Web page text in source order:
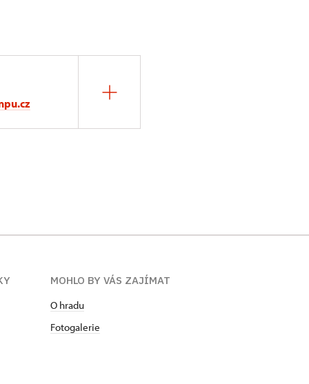
MOHLO BY VÁS ZAJÍMAT
O hradu
Fotogalerie